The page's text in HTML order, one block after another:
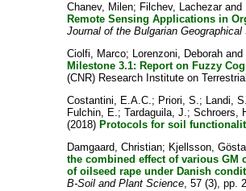
Chanev, Milen; Filchev, Lachezarand
Remote Sensing Applications in
Journal of the Bulgarian Geographical
Ciolfi, Marco; Lorenzoni, Deborah and
Milestone 3.1: Report on Fuzzy
(CNR) Research Institute on
Costantini, E.A.C.; Priori, S.; Landi, S.
Fulchin, E.;Tardaguila, J.;Schroers,
(2018) Protocols for soil
Damgaard, Christian; Kjellsson, Gösta
the combined effect of various GM
of oilseed rape under Danish
B-Soil and Plant Science, 57 (3), pp.